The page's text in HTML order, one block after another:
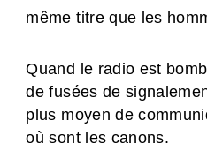
même titre que les
Quand le radio est
de fusées de
plus moyen de
où sont les canons.